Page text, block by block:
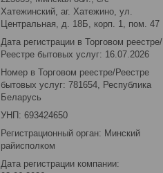
Хатежинский, аг. Хатежино, ул.
Центральная, д. 18Б, корп. 1, пом. 47
Дата регистрации в Торговом реестре/
Реестре бытовых услуг: 16.07.2026
Номер в Торговом реестре/Реестре
бытовых услуг: 781654, Республика
Беларусь
УНП: 693424650
Регистрационный орган: Минский
райисполком
Дата регистрации компании: